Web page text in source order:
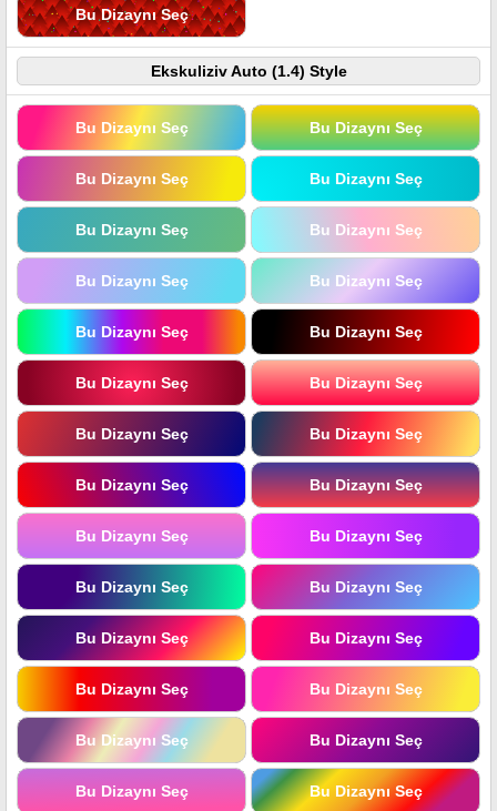
Bu Dizaynı Seç
Ekskuliziv Auto (1.4) Style
Bu Dizaynı Seç Bu Dizaynı Seç
Bu Dizaynı Seç Bu Dizaynı Seç
Bu Dizaynı Seç Bu Dizaynı Seç
Bu Dizaynı Seç Bu Dizaynı Seç
Bu Dizaynı Seç Bu Dizaynı Seç
Bu Dizaynı Seç Bu Dizaynı Seç
Bu Dizaynı Seç Bu Dizaynı Seç
Bu Dizaynı Seç Bu Dizaynı Seç
Bu Dizaynı Seç Bu Dizaynı Seç
Bu Dizaynı Seç Bu Dizaynı Seç
Bu Dizaynı Seç Bu Dizaynı Seç
Bu Dizaynı Seç Bu Dizaynı Seç
Bu Dizaynı Seç Bu Dizaynı Seç
Bu Dizaynı Seç Bu Dizaynı Seç